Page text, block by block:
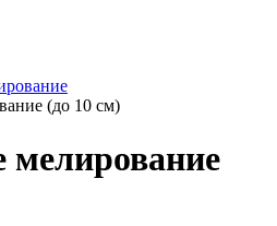
(до 10 см)
мелирование